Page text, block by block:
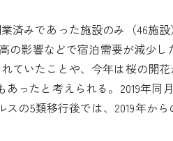
済みであった施設のみ（46施
の影響などで宿泊需要が減少
ていたことや、今年は桜の開
ったと考えられる。2019年同
スの5類移行後では、2019年か